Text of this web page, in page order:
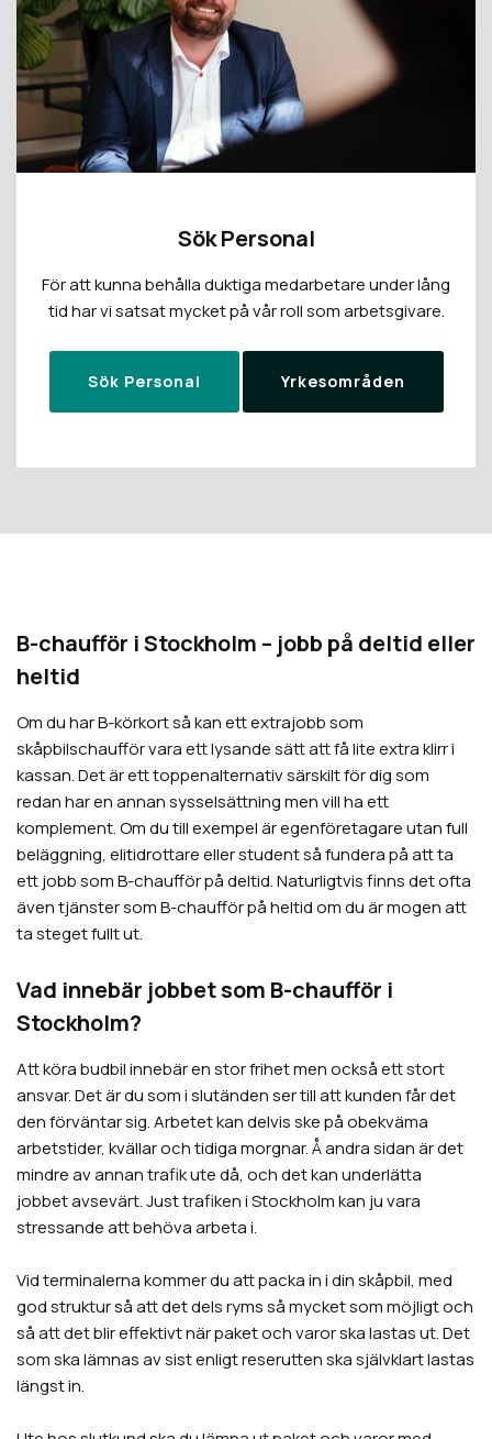
Sök Personal
För att kunna behålla duktiga medarbetare under lång
tid har vi satsat mycket på vår roll som arbetsgivare.
Sök Personal Yrkesområden
B-chaufför i Stockholm – jobb på deltid eller
heltid
Om du har B-körkort så kan ett extrajobb som
skåpbilschaufför vara ett lysande sätt att få lite extra klirr i
kassan. Det är ett toppenalternativ särskilt för dig som
redan har en annan sysselsättning men vill ha ett
komplement. Om du till exempel är egenföretagare utan full
beläggning, elitidrottare eller student så fundera på att ta
ett jobb som B-chaufför på deltid. Naturligtvis finns det ofta
även tjänster som B-chaufför på heltid om du är mogen att
ta steget fullt ut.
Vad innebär jobbet som B-chaufför i
Stockholm?
Att köra budbil innebär en stor frihet men också ett stort
ansvar. Det är du som i slutänden ser till att kunden får det
den förväntar sig. Arbetet kan delvis ske på obekväma
arbetstider, kvällar och tidiga morgnar. Å andra sidan är det
mindre av annan trafik ute då, och det kan underlätta
jobbet avsevärt. Just trafiken i Stockholm kan ju vara
stressande att behöva arbeta i.
Vid terminalerna kommer du att packa in i din skåpbil, med
god struktur så att det dels ryms så mycket som möjligt och
så att det blir effektivt när paket och varor ska lastas ut. Det
som ska lämnas av sist enligt reserutten ska självklart lastas
längst in.